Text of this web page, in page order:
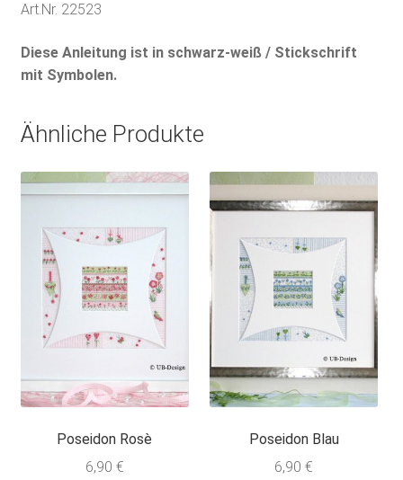
Art.Nr. 22523
Diese Anleitung ist in schwarz-weiß / Stickschrift
mit Symbolen.
Ähnliche Produkte
Poseidon Rosè
6,90 €
Poseidon Blau
6,90€